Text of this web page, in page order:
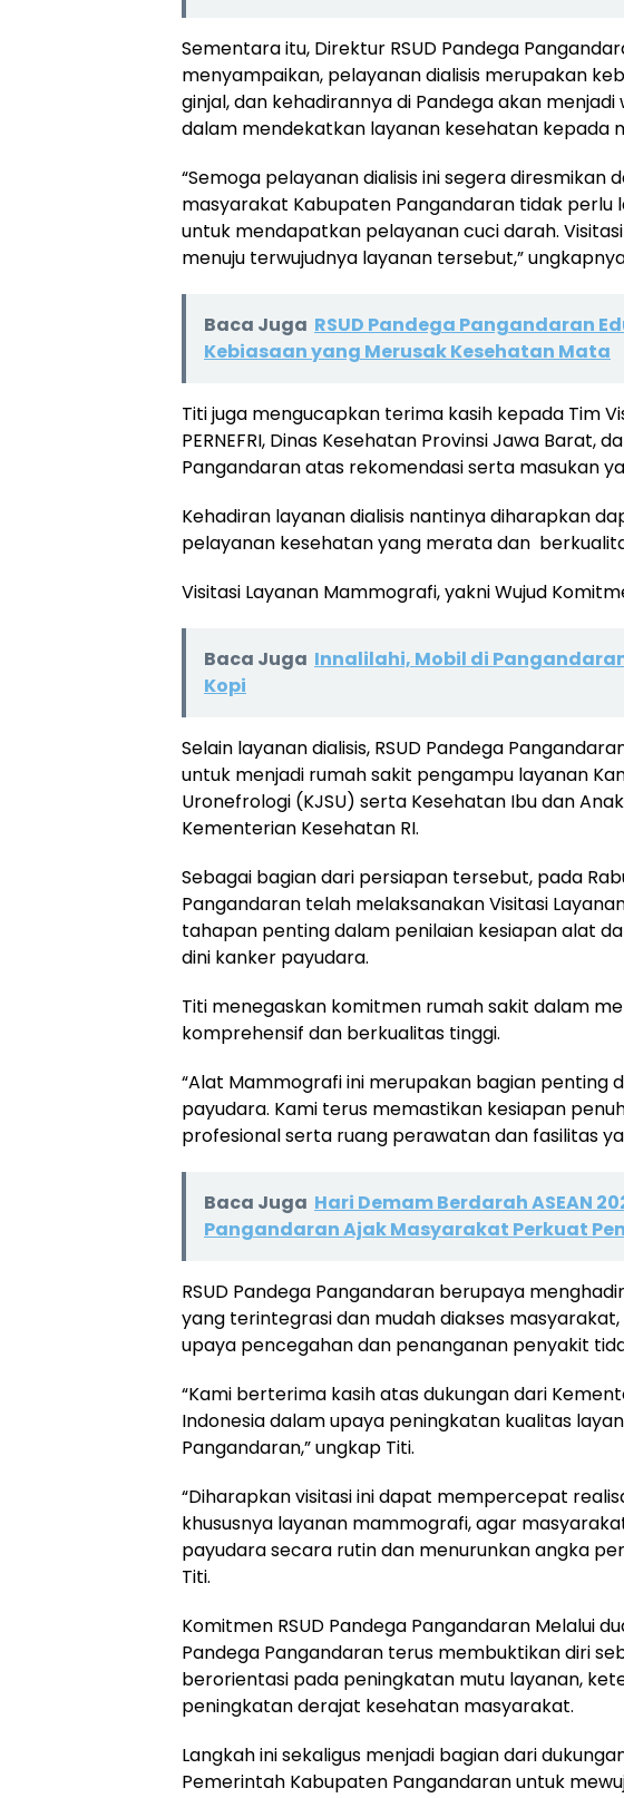
Sementara itu, Direktur RSUD Pandega
menyampaikan, pelayanan dialisis merupakan
ginjal, dan kehadirannya di Pandega akan
dalam mendekatkan layanan kesehatan kepada
“Semoga pelayanan dialisis ini segera diresmikan
masyarakat Kabupaten Pangandaran tidak perlu
untuk mendapatkan pelayanan cuci darah.
menuju terwujudnya layanan tersebut,”
Baca Juga RSUD Pandega Pangandaran
Kebiasaan yang Merusak Kesehatan Mata
Titi juga mengucapkan terima kasih kepada Tim
PERNEFRI, Dinas Kesehatan Provinsi Jawa Barat,
Pangandaran atas rekomendasi serta masukan
Kehadiran layanan dialisis nantinya diharapkan
pelayanan kesehatan yang merata dan
Visitasi Layanan Mammografi, yakni Wujud
Baca Juga Innalilahi, Mobil di
Kopi
Selain layanan dialisis, RSUD Pandega
untuk menjadi rumah sakit pengampu layanan
Uronefrologi (KJSU) serta Kesehatan Ibu dan
Kementerian Kesehatan RI.
Sebagai bagian dari persiapan tersebut, pada
Pangandaran telah melaksanakan Visitasi
tahapan penting dalam penilaian kesiapan alat
dini kanker payudara.
Titi menegaskan komitmen rumah sakit dalam
komprehensif dan berkualitas tinggi.
“Alat Mammografi ini merupakan bagian penting
payudara. Kami terus memastikan kesiapan
profesional serta ruang perawatan dan fasilitas
Baca Juga Hari Demam Berdarah ASEAN
Pangandaran Ajak Masyarakat Perkuat
RSUD Pandega Pangandaran berupaya
yang terintegrasi dan mudah diakses
upaya pencegahan dan penanganan penyakit
“Kami berterima kasih atas dukungan dari
Indonesia dalam upaya peningkatan kualitas
Pangandaran,” ungkap Titi.
“Diharapkan visitasi ini dapat mempercepat
khususnya layanan mammografi, agar
payudara secara rutin dan menurunkan angka
Titi.
Komitmen RSUD Pandega Pangandaran Melalui
Pandega Pangandaran terus membuktikan diri
berorientasi pada peningkatan mutu layanan,
peningkatan derajat kesehatan masyarakat.
Langkah ini sekaligus menjadi bagian dari
Pemerintah Kabupaten Pangandaran untuk